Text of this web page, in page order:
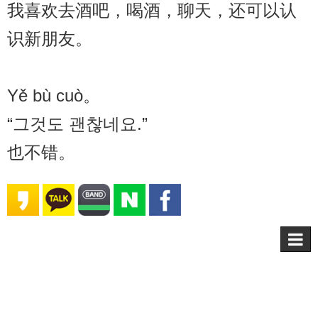
我喜欢去酒吧，喝酒，聊天，还可以认
识新朋友。
Yě bù cuò。
“그것도 괜찮네요.”
也不错。